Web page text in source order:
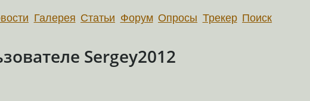
Галерея Статьи Форум Опросы Трекер Поиск
Sergey2012